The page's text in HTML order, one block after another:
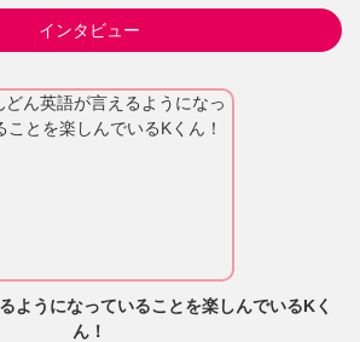
インタビュー
ようになっていることを楽しんでいるKく
ん！